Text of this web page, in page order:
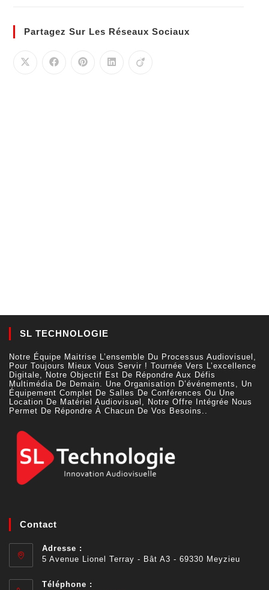
Partagez Sur Les Réseaux Sociaux
SL TECHNOLOGIE
Notre Équipe Maitrise L’ensemble Du Processus Audiovisuel,
Pour Toujours Mieux Vous Servir ! Tournée Vers L’excellence
Digitale, Notre Objectif Est De Répondre Aux Défis
Multimédia De Demain. Une Organisation D’événements, Un
Équipement Complet De Salles De Conférences Ou Une
Location De Matériel Audiovisuel, Notre Offre Intégrée Nous
Permet De Répondre À Chacun De Vos Besoins..
Contact
Adresse :
5 Avenue Lionel Terray - Bât A3 - 69330 Meyzieu
Téléphone :